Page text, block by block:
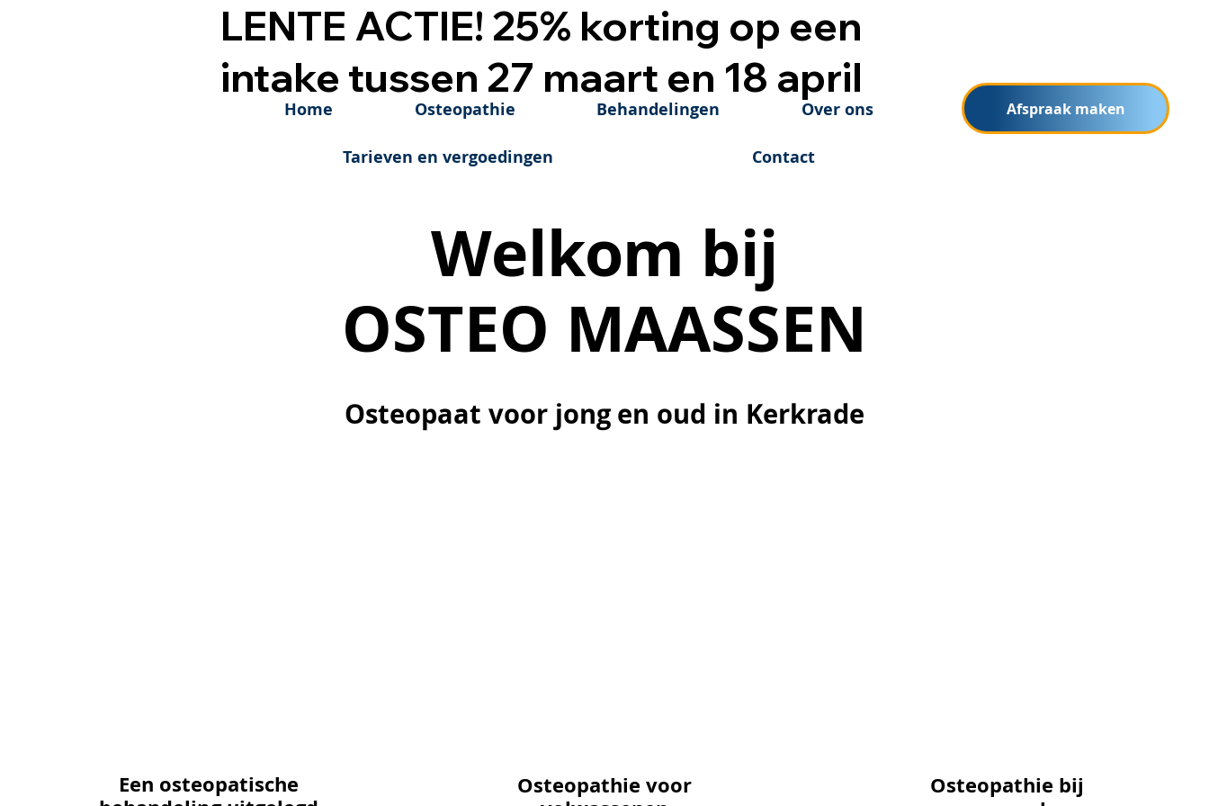
LENTE ACTIE! 25% korting op een
intake tussen 27 maart en 18 april
Home Osteopathie Behandelingen Over ons
Tarieven en vergoedingen Contact
Afspraak maken
Welkom bij
OSTEO MAASSEN
Welkom bij
OSTEO MAASSEN
Osteopaat voor jong en oud in Kerkrade
Osteopaat voor jong en oud in Kerkrade
Een osteopatische
Een osteopatische
Osteopathie voor
Osteopathie voor
Osteopathie bij
Osteopathie bij